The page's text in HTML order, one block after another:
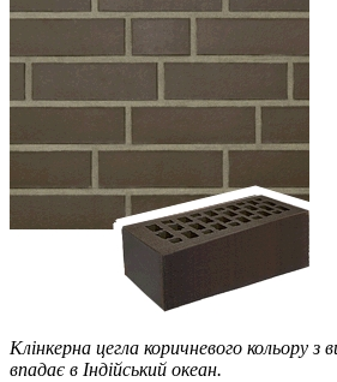
Клінкерна цегла коричневого кольору
впадає в Індійський океан.